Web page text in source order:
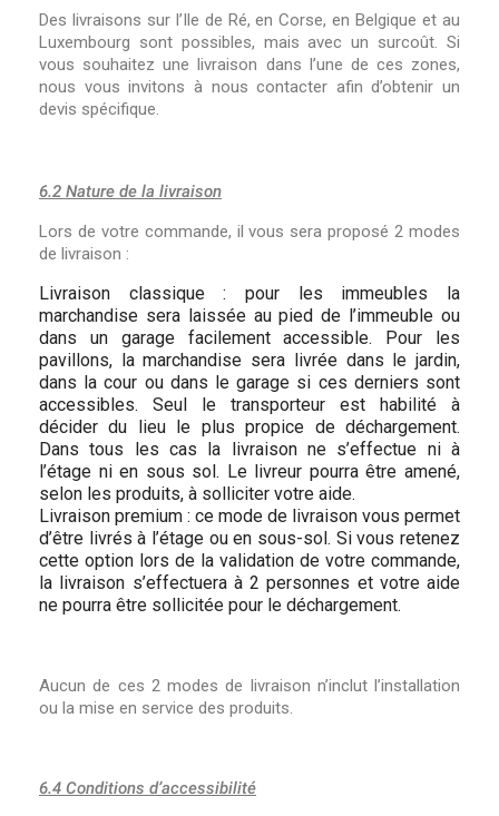
Des livraisons sur l’Ile de Ré, en Corse, en Belgique et au
Luxembourg sont possibles, mais avec un surcoût. Si
vous souhaitez une livraison dans l’une de ces zones,
nous vous invitons à nous contacter afin d’obtenir un
devis spécifique.
6.2 Nature de la livraison
Lors de votre commande, il vous sera proposé 2 modes
de livraison :
Livraison classique : pour les immeubles la
marchandise sera laissée au pied de l’immeuble ou
dans un garage facilement accessible. Pour les
pavillons, la marchandise sera livrée dans le jardin,
dans la cour ou dans le garage si ces derniers sont
accessibles. Seul le transporteur est habilité à
décider du lieu le plus propice de déchargement.
Dans tous les cas la livraison ne s’effectue ni à
l’étage ni en sous sol. Le livreur pourra être amené,
selon les produits, à solliciter votre aide.
Livraison premium : ce mode de livraison vous permet
d’être livrés à l’étage ou en sous-sol. Si vous retenez
cette option lors de la validation de votre commande,
la livraison s’effectuera à 2 personnes et votre aide
ne pourra être sollicitée pour le déchargement.
Aucun de ces 2 modes de livraison n’inclut l’installation
ou la mise en service des produits.
6.4 Conditions d’accessibilité